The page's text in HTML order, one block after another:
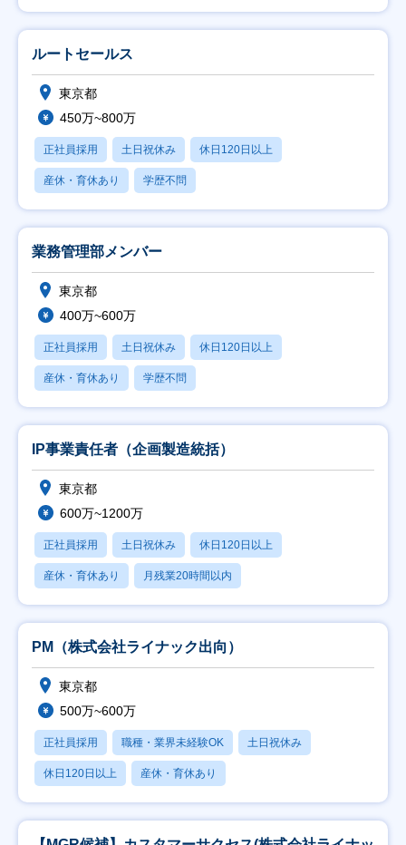
ルートセールス
東京都
450万~800万
正社員採用 土日祝休み 休日120日以上
産休・育休あり 学歴不問
業務管理部メンバー
東京都
400万~600万
正社員採用 土日祝休み 休日120日以上
産休・育休あり 学歴不問
IP事業責任者（企画製造統括）
東京都
600万~1200万
正社員採用 土日祝休み 休日120日以上
産休・育休あり 月残業20時間以内
PM（株式会社ライナック出向）
東京都
500万~600万
正社員採用 職種・業界未経験OK 土日祝休み
休日120日以上 産休・育休あり